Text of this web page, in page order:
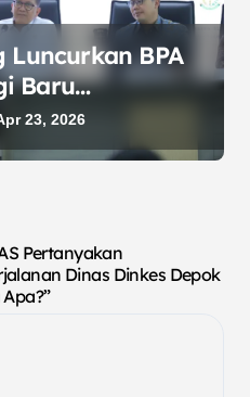
Luncurkan BPA
Baru
Aset
23, 2026
Pertanyakan
Dinas Dinkes Depok